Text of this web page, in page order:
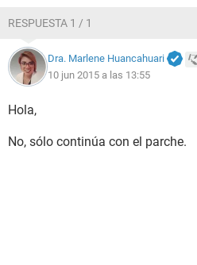
RESPUESTA 1 / 1
Dra. Marlene Huancahuari
10 jun 2015 a las 13:55
Hola,
No, sólo continúa con el parche.